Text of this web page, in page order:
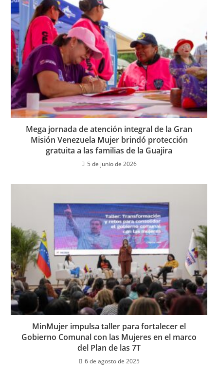
Mega jornada de atención integral de la Gran
Misión Venezuela Mujer brindó protección
gratuita a las familias de la Guajira
5 de junio de 2026
MinMujer impulsa taller para fortalecer el
Gobierno Comunal con las Mujeres en el marco
del Plan de las 7T
6 de agosto de 2025